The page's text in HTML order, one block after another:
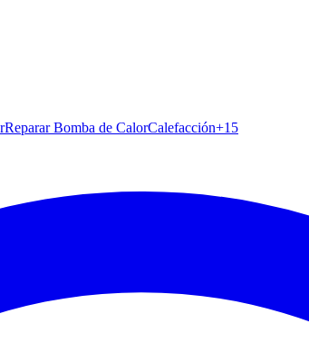
Reparar Bomba de CalorCalefacción+15